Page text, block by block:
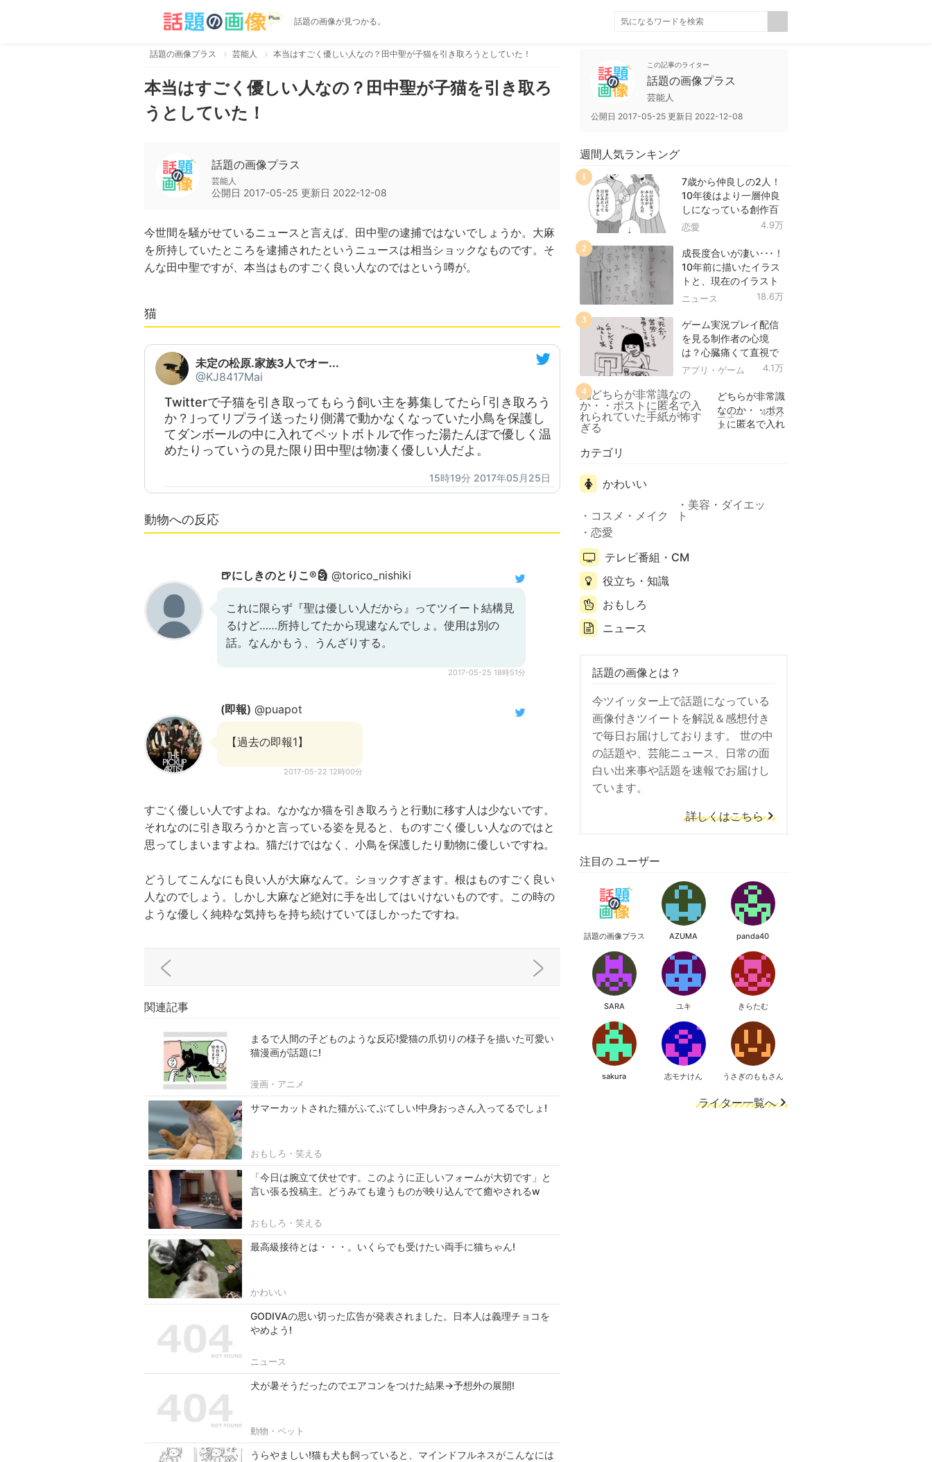
話題の画像が見つかる。
話題の画像プラス 芸能人 本当はすごく優しい人なの？田中聖が子猫を引き取ろうとしていた！
本当はすごく優しい人なの？田中聖が子猫を引き取ろ
うとしていた！
話題の画像プラス
芸能人
公開日 2017-05-25 更新日 2022-12-08
今世間を騒がせているニュースと言えば、田中聖の逮捕ではないでしょうか。大麻
を所持していたところを逮捕されたというニュースは相当ショックなものです。そ
んな田中聖ですが、本当はものすごく良い人なのではという噂が。
猫
未定の松原.家族3人でオー...
@KJ8417Mai
Twitterで子猫を引き取ってもらう飼い主を募集してたら｢引き取ろう
か？｣ってリプライ送ったり側溝で動かなくなっていた小鳥を保護し
てダンボールの中に入れてペットボトルで作った湯たんぽで優しく温
めたりっていうの見た限り田中聖は物凄く優しい人だよ。
15時19分 2017年05月25日
動物への反応
🍺にしきのとりこ®🗿 @torico_nishiki
これに限らず『聖は優しい人だから』ってツイート結構見
るけど……所持してたから現逮なんでしょ。使用は別の
話。なんかもう、うんざりする。
2017-05-25 18時51分
(即報) @puapot
【過去の即報1】
2017-05-22 12時00分
すごく優しい人ですよね。なかなか猫を引き取ろうと行動に移す人は少ないです。
それなのに引き取ろうかと言っている姿を見ると、ものすごく優しい人なのではと
思ってしまいますよね。猫だけではなく、小鳥を保護したり動物に優しいですね。
どうしてこんなにも良い人が大麻なんて。ショックすぎます。根はものすごく良い
人なのでしょう。しかし大麻など絶対に手を出してはいけないものです。この時の
ような優しく純粋な気持ちを持ち続けていてほしかったですね。
関連記事
まるで人間の子どものような反応!愛猫の爪切りの様子を描いた可愛い
猫漫画が話題に!
漫画・アニメ
サマーカットされた猫がふてぶてしい!中身おっさん入ってるでしょ!
おもしろ・笑える
「今日は腕立て伏せです。このように正しいフォームが大切です」と
言い張る投稿主。どうみても違うものが映り込んでて癒やされるw
おもしろ・笑える
最高級接待とは・・・。いくらでも受けたい両手に猫ちゃん!
かわいい
GODIVAの思い切った広告が発表されました。日本人は義理チョコを
やめよう!
ニュース
犬が暑そうだったのでエアコンをつけた結果→予想外の展開!
動物・ペット
うらやましい!猫も犬も飼っていると、マインドフルネスがこんなには
この記事のライター
話題の画像プラス
芸能人
公開日 2017-05-25 更新日 2022-12-08
週間人気ランキング
7歳から仲良しの2人！
10年後はより一層仲良
しになっている創作百
合！
恋愛 4.9万
1
成長度合いが凄い･･･！
10年前に描いたイラス
トと、現在のイラスト
を投稿したツイートが
ニュース 18.6万
2
ゲーム実況プレイ配信
を見る制作者の心境
は？心臓痛くて直視で
きなかった！
アプリ・ゲーム 4.1万
3
どちらが非常識
なのか・・ポス
トに匿名で入れ
ニュー
ス
4.9万
4
カテゴリ
かわいい
コスメ・メイク
美容・ダイエッ
ト
恋愛
テレビ番組・CM
役立ち・知識
おもしろ
ニュース
話題の画像とは？
今ツイッター上で話題になっている
画像付きツイートを解説＆感想付き
で毎日お届けしております。 世の中
の話題や、芸能ニュース、日常の面
白い出来事や話題を速報でお届けし
ています。
詳しくはこちら
注目の ユーザー
話題の画像プラス AZUMA panda40
SARA ユキ きらたむ
sakura 志モナけん うさぎのももさん
ライター一覧へ